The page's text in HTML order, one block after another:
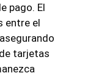
pago. El
entre el
tarjetas